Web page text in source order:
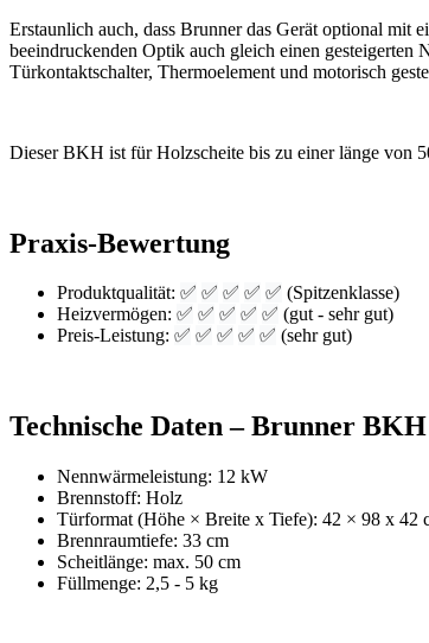
Erstaunlich auch, dass Brunner das Gerät optional mit
beeindruckenden Optik auch gleich einen
Türkontaktschalter, Thermoelement und motorisch
Dieser BKH ist für Holzscheite bis zu einer länge von
Praxis-Bewertung
Produktqualität: ✅ ✅ ✅ ✅ ✅ (Spitzenklasse)
Heizvermögen: ✅ ✅ ✅ ✅ ✅ (gut - sehr gut)
Preis-Leistung: ✅ ✅ ✅ ✅ ✅ (sehr gut)
Technische Daten – Brunner
Nennwärmeleistung: 12 kW
Brennstoff: Holz
Türformat (Höhe × Breite x Tiefe): 42 × 98 x 42
Brennraumtiefe: 33 cm
Scheitlänge: max. 50 cm
Füllmenge: 2,5 - 5 kg